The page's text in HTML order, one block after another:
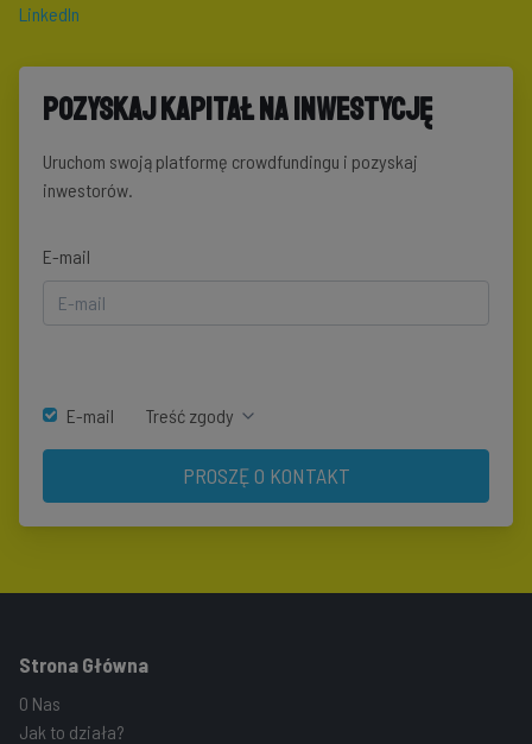
Pozyskaj kapitał na inwestycję
Uruchom swoją platformę crowdfundingu i pozyskaj
inwestorów.
E-mail
E-mail Treść zgody
PROSZĘ O KONTAKT
LinkedIn
Strona Główna
O Nas
Jak to działa?